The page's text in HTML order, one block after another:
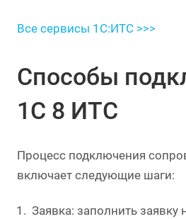
Все сервисы 1С:ИТС >>>
Способы
1С 8 ИТС
Процесс подключения
включает следующие шаги:
Заявка: заполнить заявку